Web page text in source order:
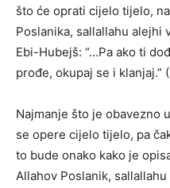
što će oprati cijelo tijelo,
Poslanika, sallallahu alejhi
Ebi-Hubejš: “…Pa ako ti
prođe, okupaj se i klanjaj.”
Najmanje što je obavezno
se opere cijelo tijelo, pa
to bude onako kako je
Allahov Poslanik,